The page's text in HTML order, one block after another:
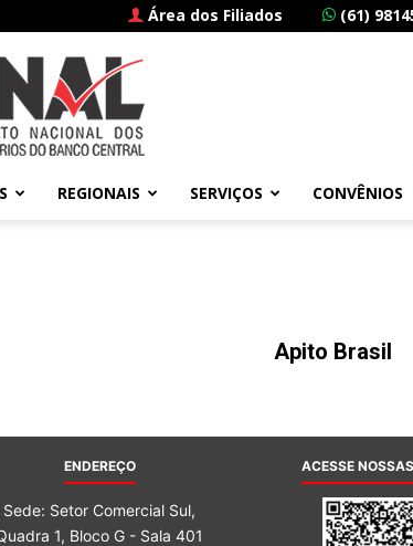
Área dos Filiados (61)
Sindicato
REGIONAIS SERVIÇOS CONVÊNIOS
Apito Brasil
ENDEREÇO
Sede: Setor Comercial Sul,
1, Bloco G - Sala 401
ACESSE